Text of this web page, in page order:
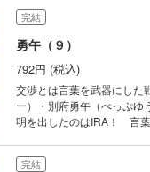
完結
勇午（９）
792円 (税込)
交渉とは言葉を武器にし
ー）・別府勇午（べっぷ
明を出したのはIRA！ 言葉
完結